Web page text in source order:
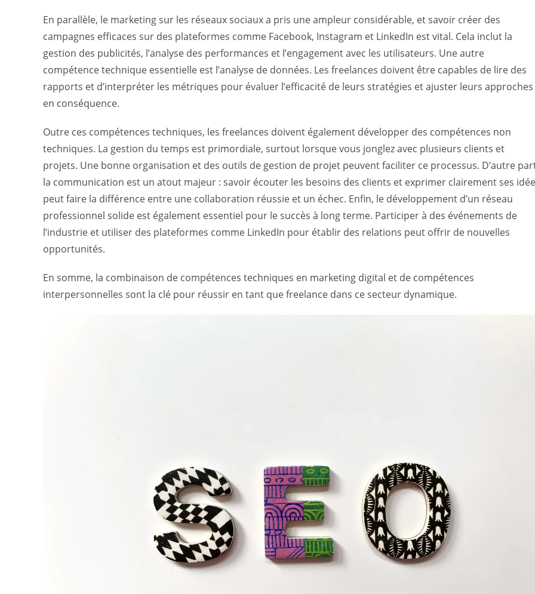
En parallèle, le marketing sur les réseaux sociaux a pris une ampleur considérable, et savoir créer des
campagnes efficaces sur des plateformes comme Facebook, Instagram et LinkedIn est vital. Cela inclut la
gestion des publicités, l’analyse des performances et l’engagement avec les utilisateurs. Une autre
compétence technique essentielle est l’analyse de données. Les freelances doivent être capables de lire des
rapports et d’interpréter les métriques pour évaluer l’efficacité de leurs stratégies et ajuster leurs approches
en conséquence.
Outre ces compétences techniques, les freelances doivent également développer des compétences non
techniques. La gestion du temps est primordiale, surtout lorsque vous jonglez avec plusieurs clients et
projets. Une bonne organisation et des outils de gestion de projet peuvent faciliter ce processus. D’autre
la communication est un atout majeur : savoir écouter les besoins des clients et exprimer clairement ses
peut faire la différence entre une collaboration réussie et un échec. Enfin, le développement d’un réseau
professionnel solide est également essentiel pour le succès à long terme. Participer à des événements de
l’industrie et utiliser des plateformes comme LinkedIn pour établir des relations peut offrir de nouvelles
opportunités.
En somme, la combinaison de compétences techniques en marketing digital et de compétences
interpersonnelles sont la clé pour réussir en tant que freelance dans ce secteur dynamique.